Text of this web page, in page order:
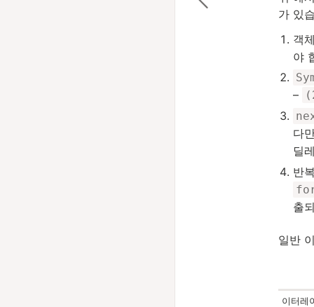
가 있
객
야
–
다
딜
반
출
일반
이터레